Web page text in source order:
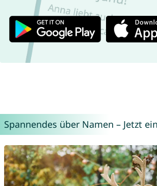
Spannendes über Namen – Jetzt